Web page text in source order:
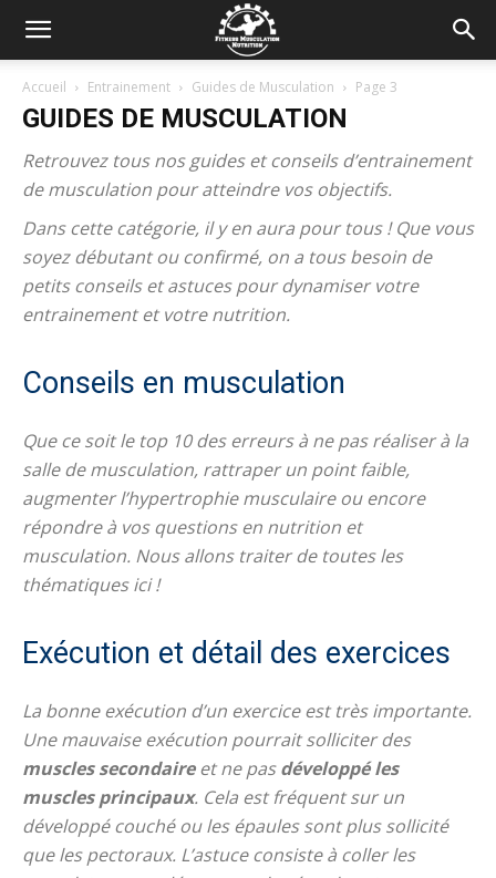
Accueil Entrainement Guides de Musculation Page 3
GUIDES DE MUSCULATION
Retrouvez tous nos guides et conseils d’entrainement
de musculation pour atteindre vos objectifs.
Dans cette catégorie, il y en aura pour tous ! Que vous
soyez débutant ou confirmé, on a tous besoin de
petits conseils et astuces pour dynamiser votre
entrainement et votre nutrition.
Conseils en musculation
Que ce soit le top 10 des erreurs à ne pas réaliser à la
salle de musculation, rattraper un point faible,
augmenter l’hypertrophie musculaire ou encore
répondre à vos questions en nutrition et
musculation. Nous allons traiter de toutes les
thématiques ici !
Exécution et détail des exercices
La bonne exécution d’un exercice est très importante.
Une mauvaise exécution pourrait solliciter des
muscles secondaireet ne pasdéveloppé les
muscles principaux. Cela est fréquent sur un
développé couché ou les épaules sont plus sollicité
que les pectoraux. L’astuce consiste à coller les